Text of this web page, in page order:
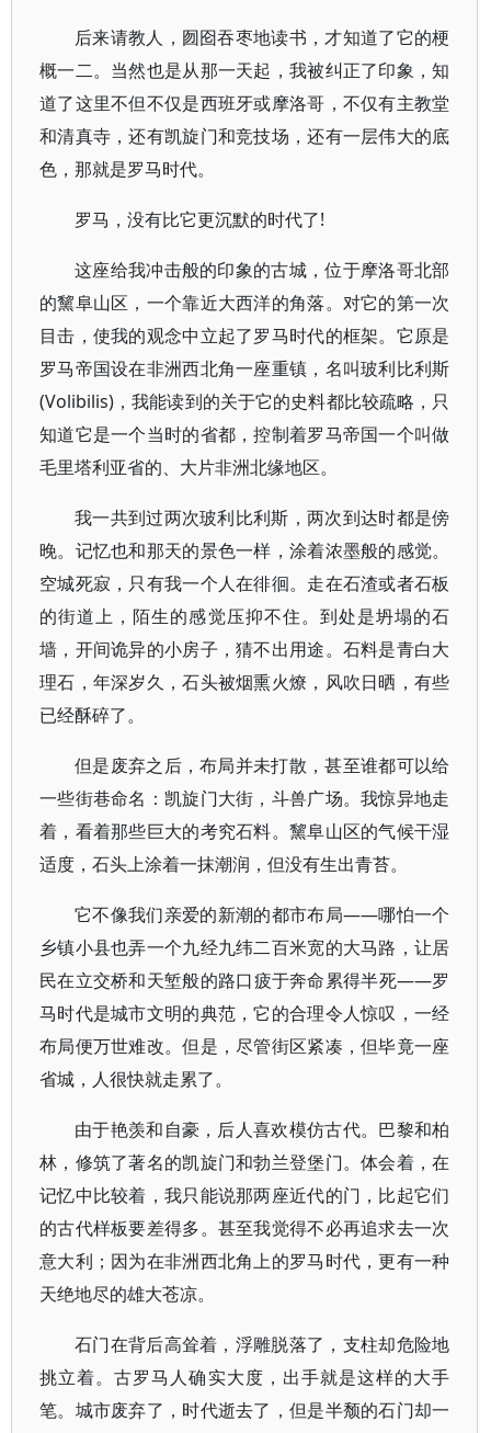
后来请教人，囫囵吞枣地读书，才知道了它的梗
概一二。当然也是从那一天起，我被纠正了印象，知
道了这里不但不仅是西班牙或摩洛哥，不仅有主教堂
和清真寺，还有凯旋门和竞技场，还有一层伟大的底
色，那就是罗马时代。
罗马，没有比它更沉默的时代了!
这座给我冲击般的印象的古城，位于摩洛哥北部
的黧阜山区，一个靠近大西洋的角落。对它的第一次
目击，使我的观念中立起了罗马时代的框架。它原是
罗马帝国设在非洲西北角一座重镇，名叫玻利比利斯
(Volibilis)，我能读到的关于它的史料都比较疏略，只
知道它是一个当时的省都，控制着罗马帝国一个叫做
毛里塔利亚省的、大片非洲北缘地区。
我一共到过两次玻利比利斯，两次到达时都是傍
晚。记忆也和那天的景色一样，涂着浓墨般的感觉。
空城死寂，只有我一个人在徘徊。走在石渣或者石板
的街道上，陌生的感觉压抑不住。到处是坍塌的石
墙，开间诡异的小房子，猜不出用途。石料是青白大
理石，年深岁久，石头被烟熏火燎，风吹日晒，有些
已经酥碎了。
但是废弃之后，布局并未打散，甚至谁都可以给
一些街巷命名：凯旋门大街，斗兽广场。我惊异地走
着，看着那些巨大的考究石料。黧阜山区的气候干湿
适度，石头上涂着一抹潮润，但没有生出青苔。
它不像我们亲爱的新潮的都市布局——哪怕一个
乡镇小县也弄一个九经九纬二百米宽的大马路，让居
民在立交桥和天堑般的路口疲于奔命累得半死——罗
马时代是城市文明的典范，它的合理令人惊叹，一经
布局便万世难改。但是，尽管街区紧凑，但毕竟一座
省城，人很快就走累了。
由于艳羡和自豪，后人喜欢模仿古代。巴黎和柏
林，修筑了著名的凯旋门和勃兰登堡门。体会着，在
记忆中比较着，我只能说那两座近代的门，比起它们
的古代样板要差得多。甚至我觉得不必再追求去一次
意大利；因为在非洲西北角上的罗马时代，更有一种
天绝地尽的雄大苍凉。
石门在背后高耸着，浮雕脱落了，支柱却危险地
挑立着。古罗马人确实大度，出手就是这样的大手
笔。城市废弃了，时代逝去了，但是半颓的石门却一